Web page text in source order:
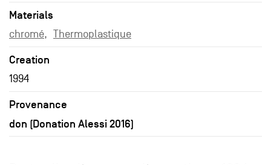
Materials
chromé Thermoplastique
Creation
1994
Provenance
don (Donation Alessi 2016)